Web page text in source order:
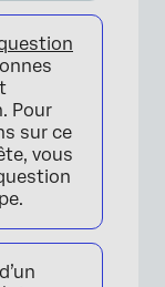
Pour
sur ce
vous